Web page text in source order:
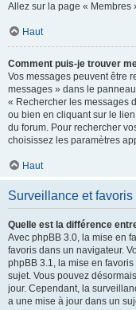
Allez sur la page « Membres
Haut
Comment puis-je trouver
Vos messages peuvent être
messages » dans le
« Rechercher les messages
ou bien en cliquant sur le
du forum. Pour rechercher
choisissez les paramètres
Haut
Surveillance et favoris
Quelle est la différence
Avec phpBB 3.0, la mise en
favoris dans un navigateur.
phpBB 3.1, la mise en
sujet. Vous pouvez
jour. Cependant, la
a une mise à jour dans un